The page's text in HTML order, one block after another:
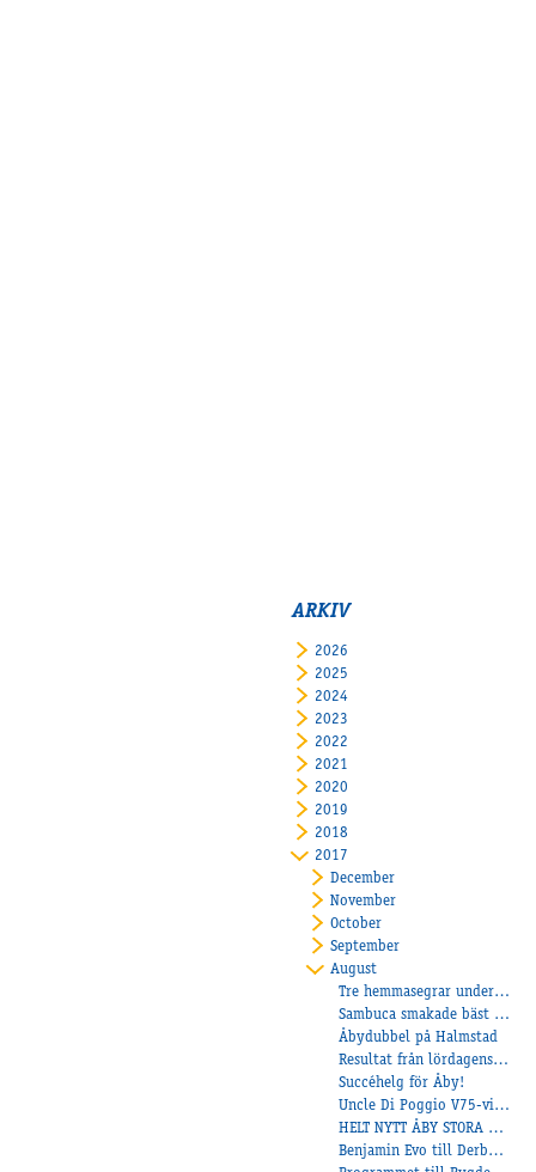
ARKIV
2026
2025
2024
2023
2022
2021
2020
2019
2018
2017
December
November
October
September
August
Tre hemmasegrar under onsdagkvällen
Sambuca smakade bäst på Axevalla!
Åbydubbel på Halmstad
Resultat från lördagens Bygdetrav!
Succéhelg för Åby!
Uncle Di Poggio V75-vinnare!
HELT NYTT ÅBY STORA PRIS
Benjamin Evo till Derbyfinalen!